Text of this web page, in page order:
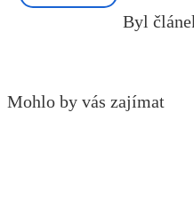
Byl
Mohlo by vás zajímat